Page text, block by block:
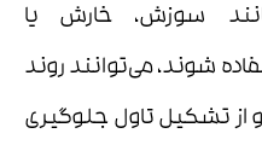
سوزش، خارش یا
شوند، می‌توانند روند
از تشکیل تاول جلوگیری